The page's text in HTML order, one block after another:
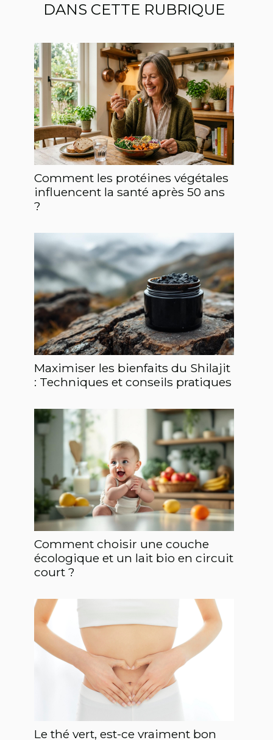
DANS CETTE RUBRIQUE
Comment les protéines végétales
influencent la santé après 50 ans
?
Maximiser les bienfaits du Shilajit
: Techniques et conseils pratiques
Comment choisir une couche
écologique et un lait bio en circuit
court ?
Le thé vert, est-ce vraiment bon